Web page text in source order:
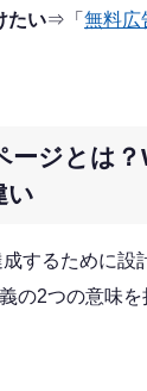
たい⇒「 無料広
ージとは？
い
するために設
の2つの意味